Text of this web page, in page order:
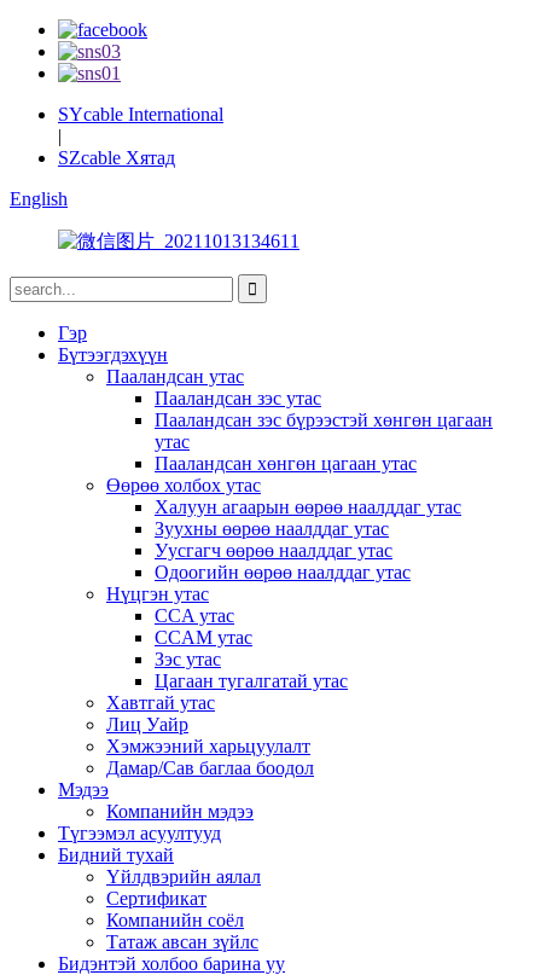
SYcable International
|
SZcable Хятад
English
Гэр
Бүтээгдэхүүн
Пааландсан утас
Пааландсан зэс утас
Пааландсан зэс бүрээстэй хөнгөн цагаан
утас
Пааландсан хөнгөн цагаан утас
Өөрөө холбох утас
Халуун агаарын өөрөө наалддаг утас
Зуухны өөрөө наалддаг утас
Уусгагч өөрөө наалддаг утас
Одоогийн өөрөө наалддаг утас
Нүцгэн утас
CCA утас
CCAM утас
Зэс утас
Цагаан тугалгатай утас
Хавтгай утас
Лиц Уайр
Хэмжээний харьцуулалт
Дамар/Сав баглаа боодол
Мэдээ
Компанийн мэдээ
Түгээмэл асуултууд
Бидний тухай
Үйлдвэрийн аялал
Сертификат
Компанийн соёл
Татаж авсан зүйлс
Бидэнтэй холбоо барина уу